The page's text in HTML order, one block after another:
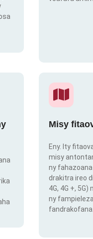
Misy
Eny. Ity
misy
ny
drakitra ireo
4G, 4G +,
ny
fandrakofana.